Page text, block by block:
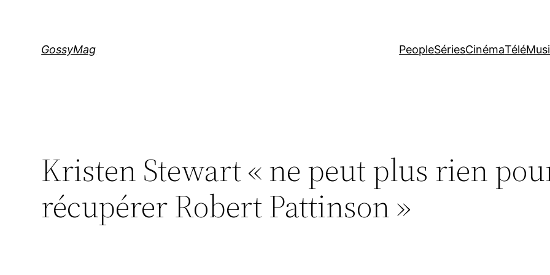
GossyMag PeopleSériesCinémaTélé
Kristen Stewart « ne peut plus rien
récupérer Robert Pattinson »